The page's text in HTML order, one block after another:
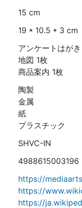
15 cm
19 * 10.5 * 3 cm
アンケートはが
地図 1枚
商品案内 1枚
陶製
金属
紙
プラスチック
SHVC-IN
4988615003196
https://
https://
https://